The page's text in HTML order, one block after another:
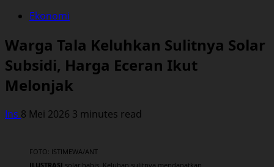
Ekonomi
Warga Tala Keluhkan Sulitnya Solar
Subsidi, Harga Eceran Ikut
Melonjak
Ins 8 Mei 2026 3 minutes read
FOTO: ISTIMEWA/ANT
ILUSTRASI solar habis. Keluhan sulitnya mendapatkan